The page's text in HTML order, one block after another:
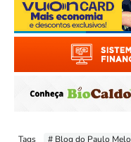
Tags # Blog do Paulo Melo